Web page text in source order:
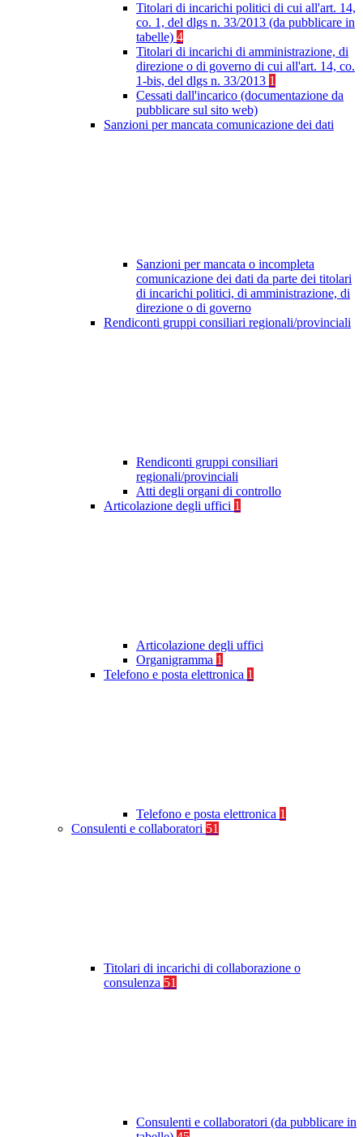
Titolari di incarichi politici di cui all'art. 14,
co. 1, del dlgs n. 33/2013 (da pubblicare in
tabelle) 4
Titolari di incarichi di amministrazione, di
direzione o di governo di cui all'art. 14, co.
1-bis, del dlgs n. 33/2013 1
Cessati dall'incarico (documentazione da
pubblicare sul sito web)
Sanzioni per mancata comunicazione dei dati
Sanzioni per mancata o incompleta
comunicazione dei dati da parte dei titolari
di incarichi politici, di amministrazione, di
direzione o di governo
Rendiconti gruppi consiliari regionali/provinciali
Rendiconti gruppi consiliari
regionali/provinciali
Atti degli organi di controllo
Articolazione degli uffici 1
Articolazione degli uffici
Organigramma 1
Telefono e posta elettronica 1
Telefono e posta elettronica 1
Consulenti e collaboratori 51
Titolari di incarichi di collaborazione o
consulenza 51
Consulenti e collaboratori (da pubblicare in